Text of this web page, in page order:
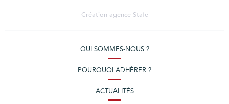
Création agence Stafe
QUI SOMMES-NOUS ?
POURQUOI ADHÉRER ?
ACTUALITÉS